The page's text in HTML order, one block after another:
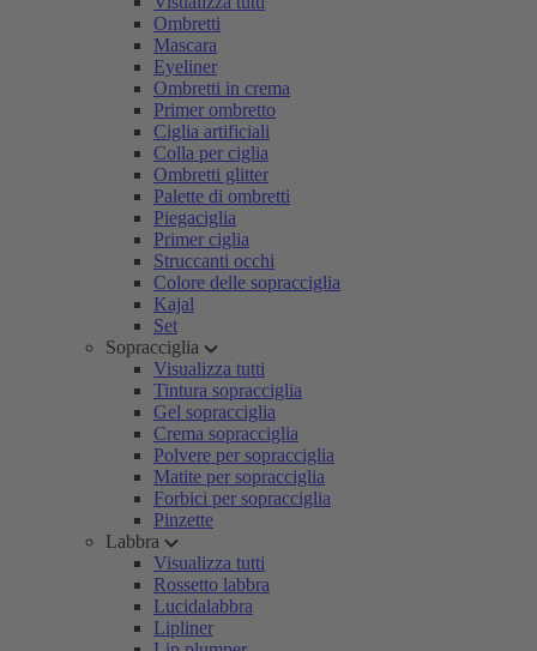
Ombretti
Mascara
Eyeliner
Ombretti in crema
Primer ombretto
Ciglia artificiali
Colla per ciglia
Ombretti glitter
Palette di ombretti
Piegaciglia
Primer ciglia
Struccanti occhi
Colore delle sopracciglia
Kajal
Set
Sopracciglia
Visualizza tutti
Tintura sopracciglia
Gel sopracciglia
Crema sopracciglia
Polvere per sopracciglia
Matite per sopracciglia
Forbici per sopracciglia
Pinzette
Labbra
Visualizza tutti
Rossetto labbra
Lucidalabbra
Lipliner